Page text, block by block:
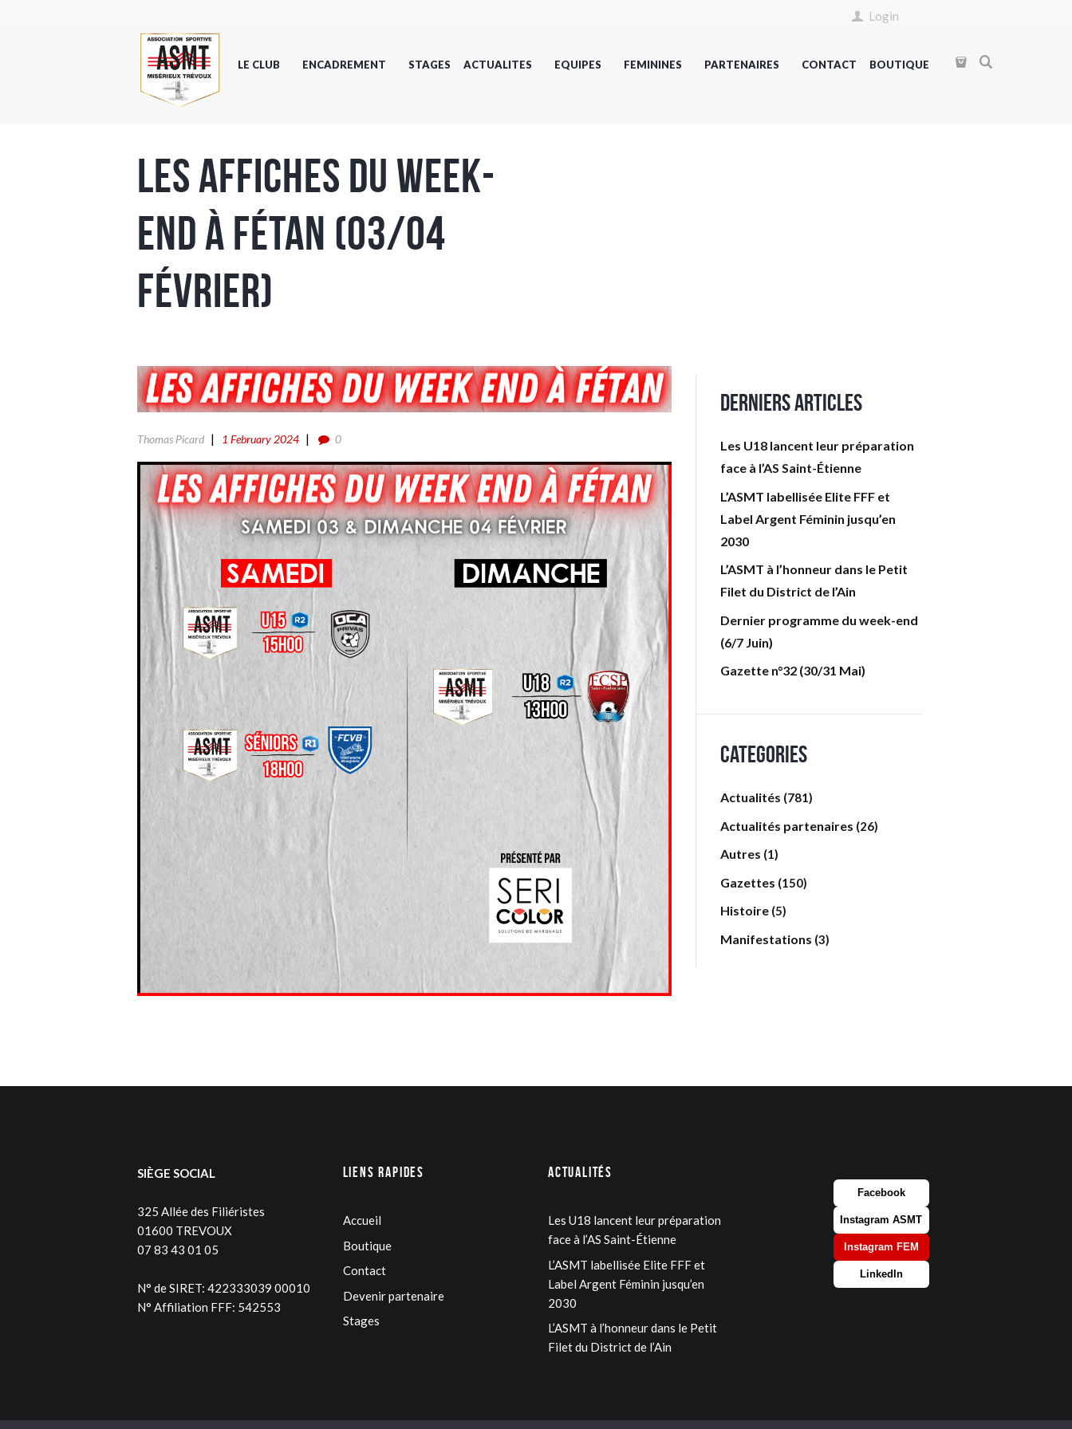
Login
LE CLUB ENCADREMENT STAGES ACTUALITES EQUIPES FEMININES PARTENAIRES CONTACT BOUTIQUE
Les affiches du week-
end à Fétan (03/04
Février)
Thomas Picard 1 February 2024 0
Derniers articles
Les U18 lancent leur préparation
face à l’AS Saint-Étienne
L’ASMT labellisée Elite FFF et
Label Argent Féminin jusqu’en
2030
L’ASMT à l’honneur dans le Petit
Filet du District de l’Ain
Dernier programme du week-end
(6/7 Juin)
Gazette n°32 (30/31 Mai)
Categories
Actualités (781)
Actualités partenaires (26)
Autres (1)
Gazettes (150)
Histoire (5)
Manifestations (3)
SIÈGE SOCIAL
325 Allée des Filiéristes
01600 TREVOUX
07 83 43 01 05
N° de SIRET: 422333039 00010
N° Affiliation FFF: 542553
Liens rapides
Accueil
Boutique
Contact
Devenir partenaire
Stages
Actualités
Les U18 lancent leur préparation
face à l’AS Saint-Étienne
L’ASMT labellisée Elite FFF et
Label Argent Féminin jusqu’en
2030
L’ASMT à l’honneur dans le Petit
Filet du District de l’Ain
Facebook
Instagram ASMT
Instagram FEM
LinkedIn